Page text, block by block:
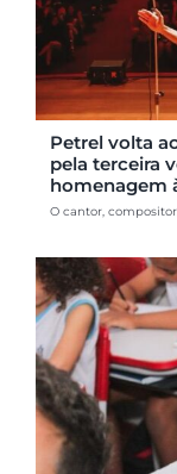
Petrel volta
pela terceira
homenagem
O cantor,